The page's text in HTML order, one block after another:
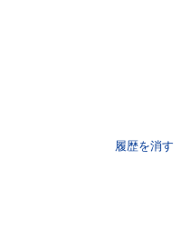
履歴を消す